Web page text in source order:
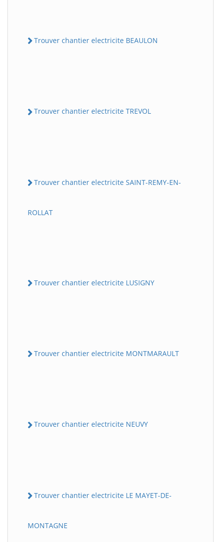
Trouver chantier electricite BEAULON
Trouver chantier electricite TREVOL
Trouver chantier electricite SAINT-REMY-EN-
ROLLAT
Trouver chantier electricite LUSIGNY
Trouver chantier electricite MONTMARAULT
Trouver chantier electricite NEUVY
Trouver chantier electricite LE MAYET-DE-
MONTAGNE